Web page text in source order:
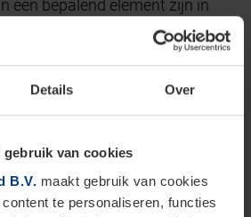
Details Over
gebruik van cookies
B.V. maakt gebruik van cookies
te personaliseren, functies
een bepalend element zijn in
met zijn mix van
architectuur, is maatwerk de
uit een breed aanbod kleuren,
strakke afwerking in
juiste keuze zorgt voor een
met uw woning. Voeg hier aan